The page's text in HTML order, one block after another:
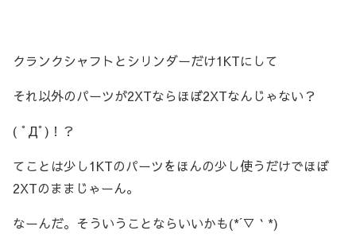
クランクシャフトとシリンダーだけ1KTにして
それ以外のパーツが2XTならほぼ2XTなんじゃない？
( ﾟДﾟ)！？
てことは少し1KTのパーツをほんの少し使うだけでほぼ
2XTのままじゃーん。
なーんだ。そういうことならいいかも(*´▽｀*)